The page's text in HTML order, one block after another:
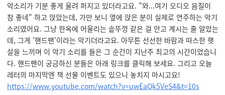
악소리가 기분 좋게 울려 퍼지고 있더라고요. "와...여기 오디오 음질이
참 좋네" 하고 앉았는데, 가만 보니 옆에 앉은 분이 실제로 연주하는 악기
소리였어요. 그냥 한옥에 어울리는 솥뚜껑 같은 걸 안고 계시는 줄 알았는
데, 그게 '핸드팬'이라는 악기더라고요. 아무튼 선선한 바람과 따스한 햇
살을 느끼며 이 악기 소리를 들은 그 순간이 지난주 최고의 시간이었습니
다. 핸드팬이 궁금하신 분들은 아래 링크를 클릭해 보세요. 그리고 오늘
레터의 마지막엔 책 선물 이벤트도 있으니 놓치지 마시고요!
https://www.youtube.com/watch?v=uwEaQk5VeS4&t=10s